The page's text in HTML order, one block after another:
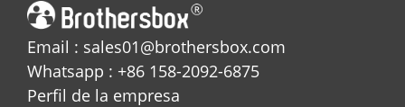
Email : sales01@brothersbox.com
Whatsapp : +86 158-2092-6875
Perfil de la empresa